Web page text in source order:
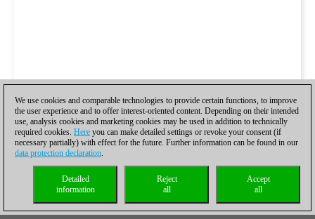
We use cookies and comparable technologies to provide certain functions, to improve
the user experience and to offer interest-oriented content. Depending on their intended
use, analysis cookies and marketing cookies may be used in addition to technically
required cookies. Here you can make detailed settings or revoke your consent (if
necessary partially) with effect for the future. Further information can be found in our
data protection declaration.
Accept
all
Reject
all
Detailed
information